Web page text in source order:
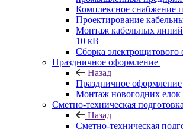
Комплексное снабжение
Проектирование
Монтаж кабельных
10 кВ
Сборка электрощитового
Праздничное оформление
Назад
Праздничное оформление
Монтаж новогодних елок
Сметно-техническая
Назад
Сметно-техническая